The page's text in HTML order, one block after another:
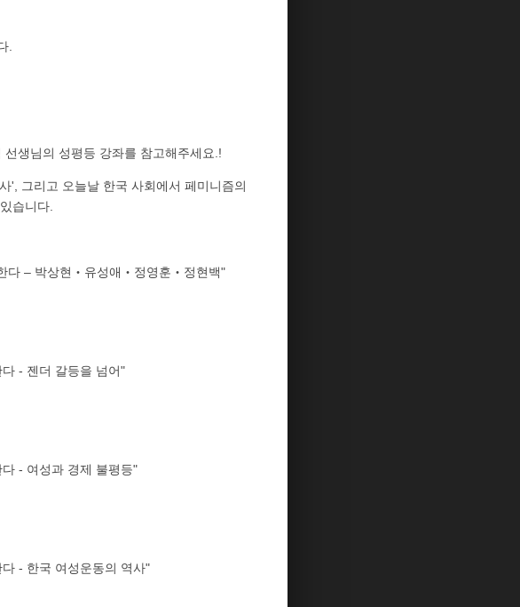
.
선생님의 성평등 강좌를 참고해주세요.!
', 그리고 오늘날 한국 사회에서 페미니즘의
습니다.
다 – 박상현‧유성애‧정영훈‧정현백"
- 젠더 갈등을 넘어"
- 여성과 경제 불평등"
- 한국 여성운동의 역사"